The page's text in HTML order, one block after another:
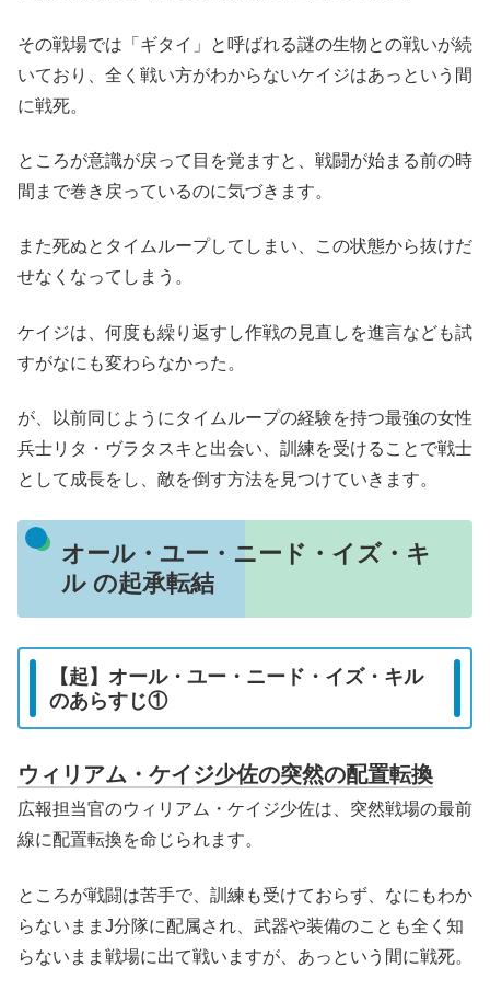
その戦場では「ギタイ」と呼ばれる謎の生物との戦いが続
いており、全く戦い方がわからないケイジはあっという間
に戦死。
ところが意識が戻って目を覚ますと、戦闘が始まる前の時
間まで巻き戻っているのに気づきます。
また死ぬとタイムループしてしまい、この状態から抜けだ
せなくなってしまう。
ケイジは、何度も繰り返すし作戦の見直しを進言なども試
すがなにも変わらなかった。
が、以前同じようにタイムループの経験を持つ最強の女性
兵士リタ・ヴラタスキと出会い、訓練を受けることで戦士
として成長をし、敵を倒す方法を見つけていきます。
オール・ユー・ニード・イズ・キ
ル の起承転結
【起】オール・ユー・ニード・イズ・キル
のあらすじ①
ウィリアム・ケイジ少佐の突然の配置転換
広報担当官のウィリアム・ケイジ少佐は、突然戦場の最前
線に配置転換を命じられます。
ところが戦闘は苦手で、訓練も受けておらず、なにもわか
らないままJ分隊に配属され、武器や装備のことも全く知
らないまま戦場に出て戦いますが、あっという間に戦死。